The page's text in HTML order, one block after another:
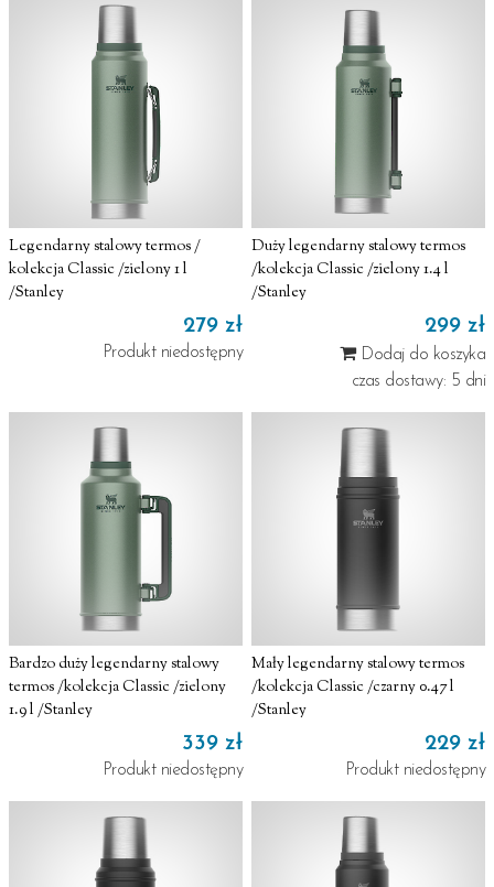
Legendarny stalowy termos /
kolekcja Classic /zielony 1 l
/Stanley
279 zł
Produkt niedostępny
Duży legendarny stalowy termos
/kolekcja Classic /zielony 1.4 l
/Stanley
299 zł
Dodaj do koszyka
czas dostawy: 5 dni
Bardzo duży legendarny stalowy
termos /kolekcja Classic /zielony
1.9 l /Stanley
339 zł
Produkt niedostępny
Mały legendarny stalowy termos
/kolekcja Classic /czarny 0.47 l
/Stanley
229 zł
Produkt niedostępny